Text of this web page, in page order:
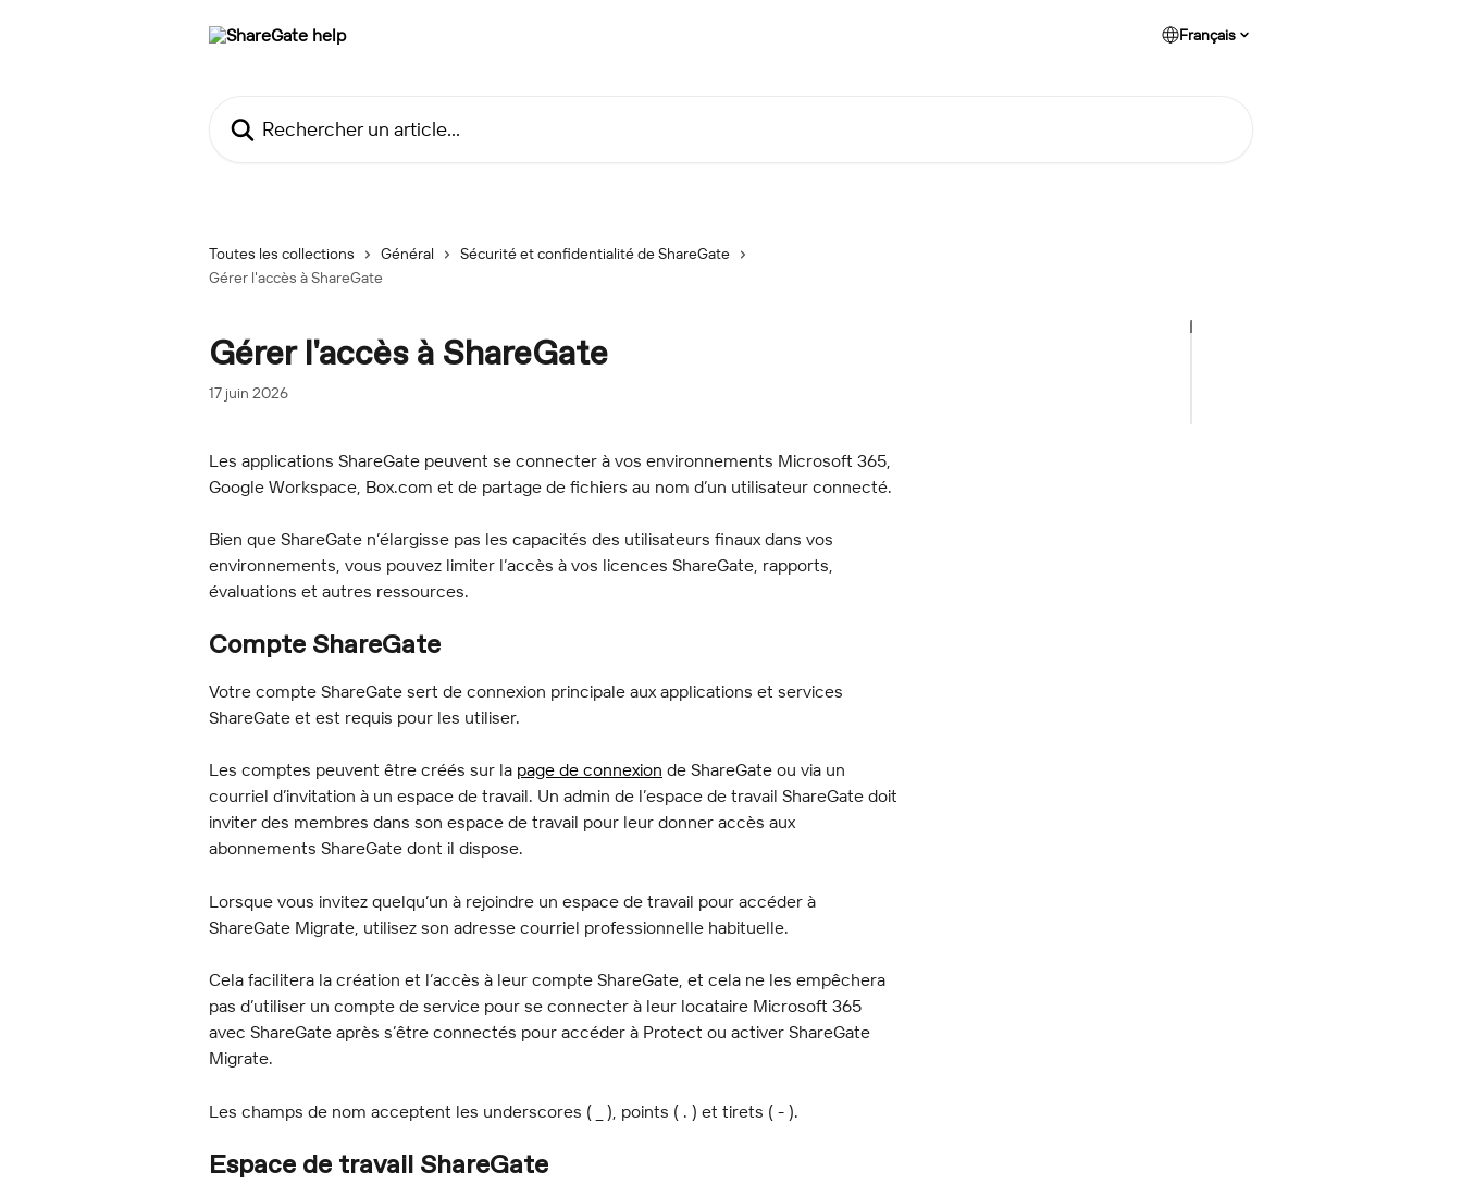
Français
Toutes les collections Général
Sécurité et confidentialité de ShareGate
Gérer l'accès à ShareGate
Gérer l'accès à ShareGate
17 juin 2026
Les applications ShareGate peuvent se connecter à vos environnements Microsoft 365,
Google Workspace, Box.com et de partage de fichiers au nom d’un utilisateur connecté.
Bien que ShareGate n’élargisse pas les capacités des utilisateurs finaux dans vos
environnements, vous pouvez limiter l’accès à vos licences ShareGate, rapports,
évaluations et autres ressources.
Compte ShareGate
Votre compte ShareGate sert de connexion principale aux applications et services
ShareGate et est requis pour les utiliser.
Les comptes peuvent être créés sur la page de connexion de ShareGate ou via un
courriel d’invitation à un espace de travail. Un admin de l’espace de travail ShareGate doit
inviter des membres dans son espace de travail pour leur donner accès aux
abonnements ShareGate dont il dispose.
Lorsque vous invitez quelqu’un à rejoindre un espace de travail pour accéder à
ShareGate Migrate, utilisez son adresse courriel professionnelle habituelle.
Cela facilitera la création et l’accès à leur compte ShareGate, et cela ne les empêchera
pas d’utiliser un compte de service pour se connecter à leur locataire Microsoft 365
avec ShareGate après s’être connectés pour accéder à Protect ou activer ShareGate
Migrate.
Les champs de nom acceptent les underscores ( _ ), points ( . ) et tirets ( - ).
Espace de travail ShareGate